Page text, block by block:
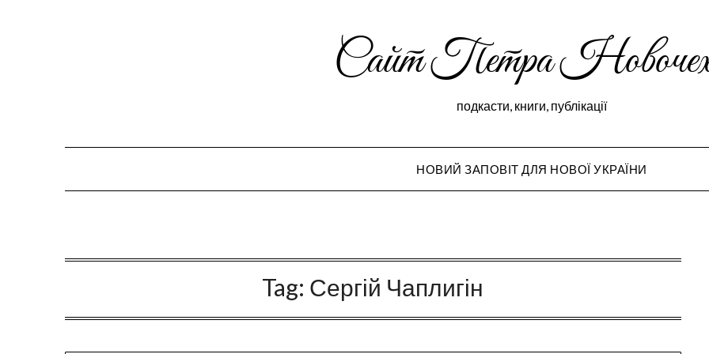
Сайт Петра
подкасти, книги, публікації
НОВИЙ ЗАПОВІТ ДЛЯ НОВОЇ УКРАЇНИ
Tag: Сергій Чаплигін